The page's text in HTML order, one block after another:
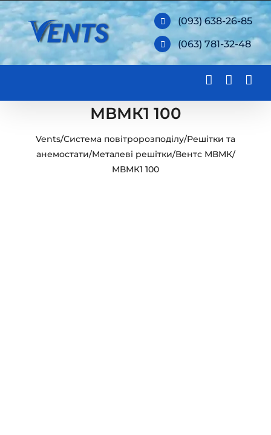
Skip
to
content
(093) 638-26-85
(063) 781-32-48
МВМК1 100
Vents/Система повітророзподілу/Решітки та
анемостати/Металеві решітки/Вентс МВМК/
МВМК1 100